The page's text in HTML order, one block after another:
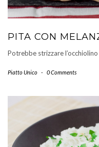
PITA CON
Potrebbe strizzare
Piatto Unico - 0 Comments